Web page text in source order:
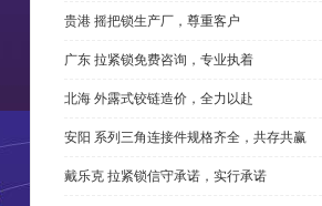
贵港 摇把锁生产厂，尊重客户
广东 拉紧锁免费咨询，专业执着
北海 外露式铰链造价，全力以赴
安阳 系列三角连接件规格齐全，共存共赢
戴乐克 拉紧锁信守承诺，实行承诺